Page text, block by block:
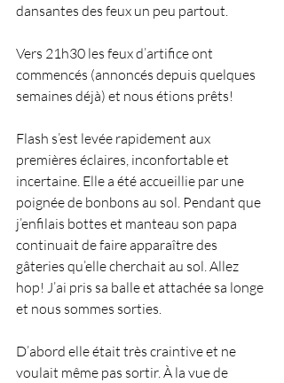
dansantes des feux un peu partout.
Vers 21h30 les feux d’artifice ont
commencés (annoncés depuis quelques
semaines déjà) et nous étions prêts!
Flash s’est levée rapidement aux
premières éclaires, inconfortable et
incertaine. Elle a été accueillie par une
poignée de bonbons au sol. Pendant que
j’enfilais bottes et manteau son papa
continuait de faire apparaître des
gâteries qu’elle cherchait au sol. Allez
hop! J’ai pris sa balle et attachée sa longe
et nous sommes sorties.
D’abord elle était très craintive et ne
voulait même pas sortir. À la vue de